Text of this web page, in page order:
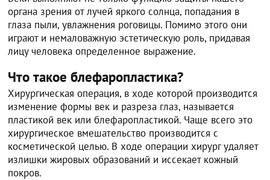
органа зрения от лучей яркого солнца, попадания в
глаза пыли, увлажнения роговицы. Помимо этого они
играют и немаловажную эстетическую роль, придавая
лицу человека определенное выражение.
Что такое блефаропластика?
Хирургическая операция, в ходе которой производится
изменение формы век и разреза глаз, называется
пластикой век или блефаропластикой. Чаще всего это
хирургическое вмешательство производится с
косметической целью. В ходе операции хирург удаляет
излишки жировых образований и иссекает кожный
покров.